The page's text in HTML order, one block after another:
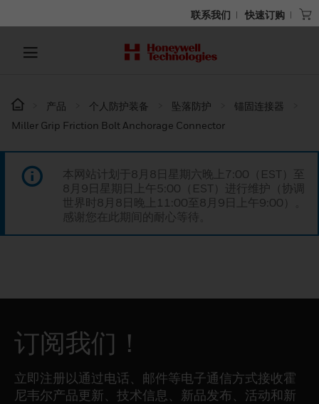
联系我们 快速订购
产品 个人防护装备 坠落防护
锚固连接器
Miller Grip Friction Bolt Anchorage Connector
本网站计划于8月8日星期六晚上7:00（EST）至
8月9日星期日上午5:00（EST）进行维护（协调
世界时8月8日晚上11:00至8月9日上午9:00）。
感谢您在此期间的耐心等待。
订阅我们！
立即注册以通过电话、邮件等电子通信方式接收霍
尼韦尔产品更新、技术信息、新品发布、活动和新